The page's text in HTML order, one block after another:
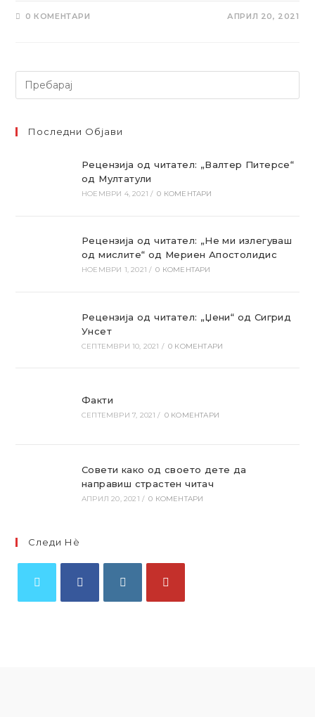
0 КОМЕНТАРИ АПРИЛ 20, 2021
Последни Објави
Рецензија од читател: „Валтер Питерсе“
од Мултатули
НОЕМВРИ 4, 2021 / 0 КОМЕНТАРИ
Рецензија од читател: „Не ми излегуваш
од мислите“ од Мериен Апостолидис
НОЕМВРИ 1, 2021 / 0 КОМЕНТАРИ
Рецензија од читател: „Џени“ од Сигрид
Унсет
СЕПТЕМВРИ 10, 2021 / 0 КОМЕНТАРИ
Факти
СЕПТЕМВРИ 7, 2021 / 0 КОМЕНТАРИ
Совети како од своето дете да
направиш страстен читач
АПРИЛ 20, 2021 / 0 КОМЕНТАРИ
Следи Нѐ